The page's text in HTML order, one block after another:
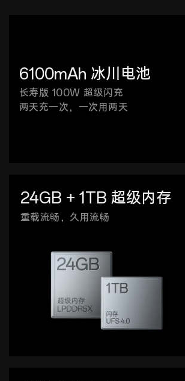
6100mAh 冰川电池
长寿版 100W 超级闪充
两天充一次，一次用两天
24GB + 1TB 超级内存
重载流畅，久用流畅